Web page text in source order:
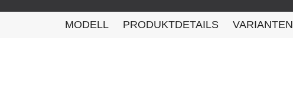
MODELL PRODUKTDETAILS VARIANTEN